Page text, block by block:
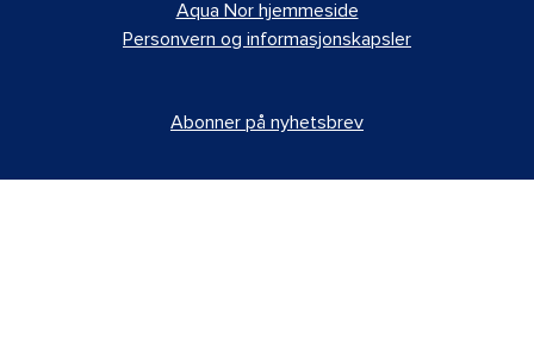
Aqua Nor hjemmeside
Personvern og informasjonskapsler
Abonner på nyhetsbrev